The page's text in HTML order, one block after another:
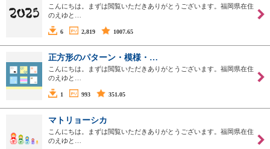
こんにちは。まずは閲覧いただきありがとうございます。福岡県在住
のえゆと…
6 2,819 1007.65
正方形のパターン・模様・…
こんにちは。まずは閲覧いただきありがとうございます。福岡県在住
のえゆと…
1 993 351.05
マトリョーシカ
こんにちは。まずは閲覧いただきありがとうございます。福岡県在住
のえゆと…